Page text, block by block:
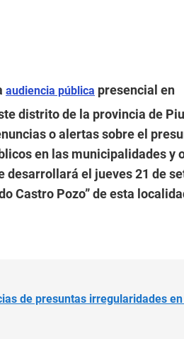
audiencia pública presencial en
distrito de la provincia de
o alertas sobre el
en las municipalidades y
desarrollará el jueves 21 de
Castro Pozo” de esta
de presuntas irregularidades